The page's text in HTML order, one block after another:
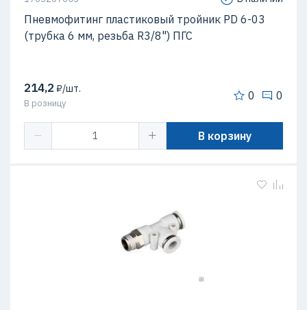
Пневмофитинг пластиковый тройник PD 6-03
(трубка 6 мм, резьба R3/8") ПГС
214,2 ₽/шт.
В розницу
0 0
В корзину